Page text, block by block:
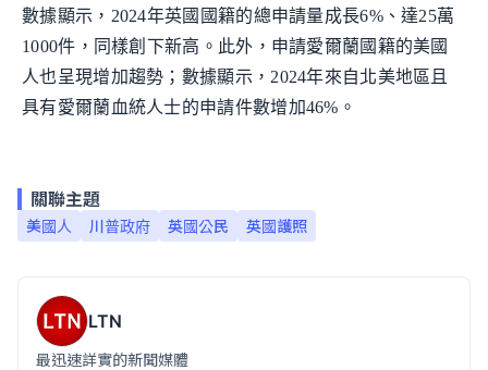
數據顯示，2024年英國國籍的總申請量成長6%、達25萬
1000件，同樣創下新高。此外，申請愛爾蘭國籍的美國
人也呈現增加趨勢；數據顯示，2024年來自北美地區且
具有愛爾蘭血統人士的申請件數增加46%。
關聯主題
美國人 川普政府 英國公民 英國護照
LTN
最迅速詳實的新聞媒體